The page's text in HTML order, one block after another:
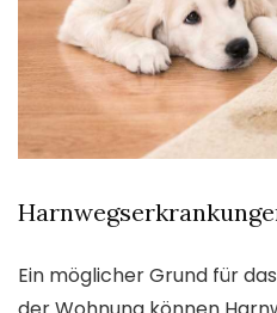
Ein möglicher Grund für